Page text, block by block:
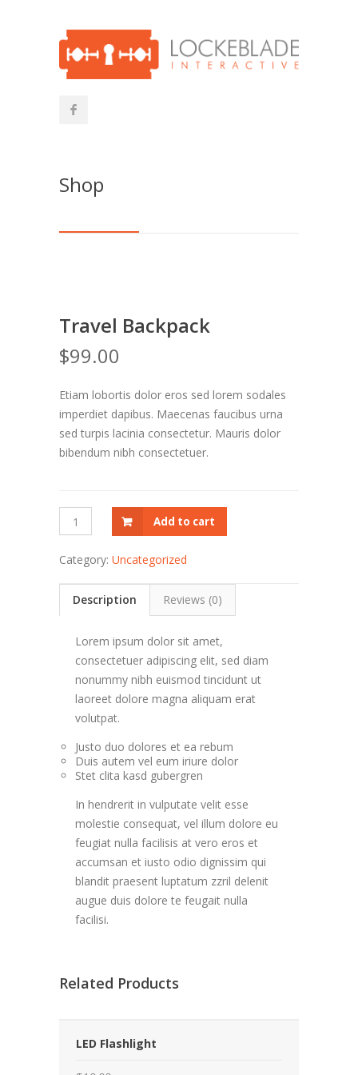
Shop
Travel Backpack
$99.00
Etiam lobortis dolor eros sed lorem sodales
imperdiet dapibus. Maecenas faucibus urna
sed turpis lacinia consectetur. Mauris dolor
bibendum nibh consectetuer.
Backpack
Add to cart
Category: Uncategorized
Description Reviews (0)
Lorem ipsum dolor sit amet,
consectetuer adipiscing elit, sed diam
nonummy nibh euismod tincidunt ut
laoreet dolore magna aliquam erat
volutpat.
Justo duo dolores et ea rebum
Duis autem vel eum iriure dolor
Stet clita kasd gubergren
In hendrerit in vulputate velit esse
molestie consequat, vel illum dolore eu
feugiat nulla facilisis at vero eros et
accumsan et iusto odio dignissim qui
blandit praesent luptatum zzril delenit
augue duis dolore te feugait nulla
facilisi.
Related Products
LED Flashlight